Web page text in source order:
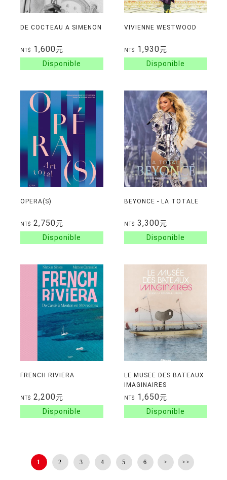
DE COCTEAU A SIMENON
NT$ 1,600元
VIVIENNE WESTWOOD
NT$ 1,930元
OPERA(S)
NT$ 2,750元
BEYONCE - LA TOTALE
NT$ 3,300元
FRENCH RIVIERA
NT$ 2,200元
LE MUSEE DES BATEAUX
IMAGINAIRES
NT$ 1,650元
1 2 3 4 5 6 > >>